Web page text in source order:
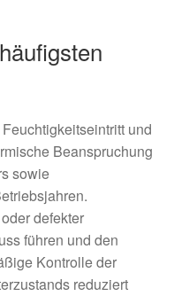
und
Beanspruchung
sowie
defekter
führen und den
Kontrolle der
reduziert